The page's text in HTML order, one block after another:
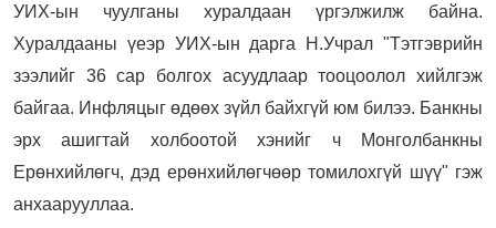
УИХ-ын чуулганы хуралдаан үргэлжилж байна.
Хуралдааны үеэр УИХ-ын дарга Н.Учрал "Тэтгэврийн
зээлийг 36 сар болгох асуудлаар тооцоолол хийлгэж
байгаа. Инфляцыг өдөөх зүйл байхгүй юм билээ. Банкны
эрх ашигтай холбоотой хэнийг ч Монголбанкны
Ерөнхийлөгч, дэд ерөнхийлөгчөөр томилохгүй шүү" гэж
анхаарууллаа.